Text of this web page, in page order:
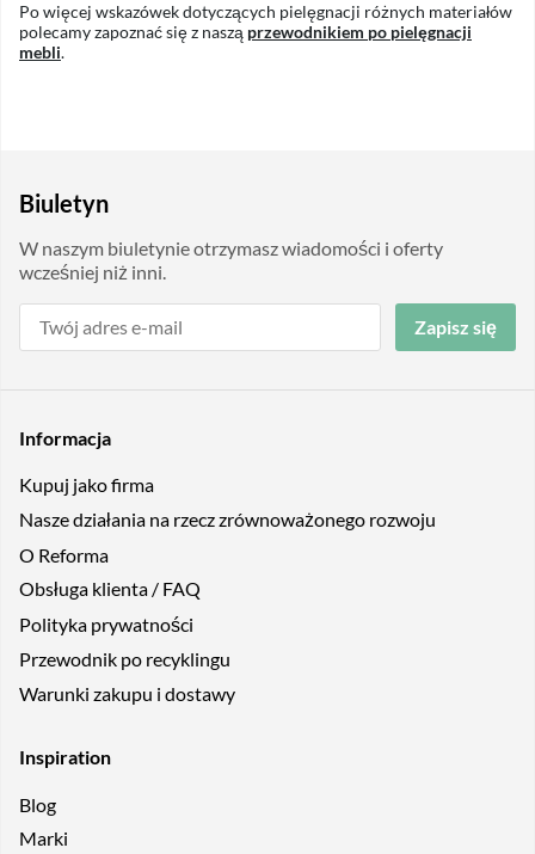
Po więcej wskazówek dotyczących pielęgnacji różnych materiałów
polecamy zapoznać się z naszą przewodnikiem po pielęgnacji
mebli.
Biuletyn
W naszym biuletynie otrzymasz wiadomości i oferty
wcześniej niż inni.
Zapisz się
Informacja
Kupuj jako firma
Nasze działania na rzecz zrównoważonego rozwoju
O Reforma
Obsługa klienta / FAQ
Polityka prywatności
Przewodnik po recyklingu
Warunki zakupu i dostawy
Inspiration
Blog
Marki